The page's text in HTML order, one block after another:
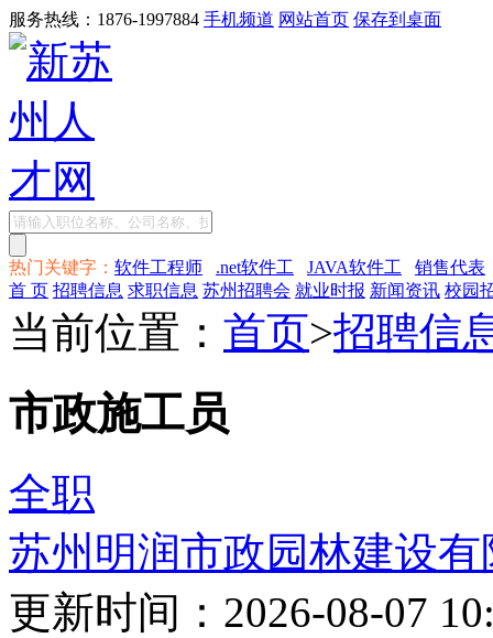
服务热线：1876-1997884 手机频道 网站首页 保存到桌面
热门关键字： 软件工程师 .net软件工 JAVA软件工
销售代表
首 页 招聘信息 求职信息 苏州招聘会 就业时报 新闻资讯 校园
当前位置： 首页>招聘信
市政施工员
全职
苏州明润市政园林建设有
更新时间：2026-08-07